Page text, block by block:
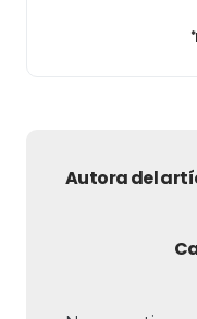
Autora del